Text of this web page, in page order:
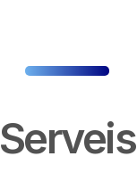
Serveis